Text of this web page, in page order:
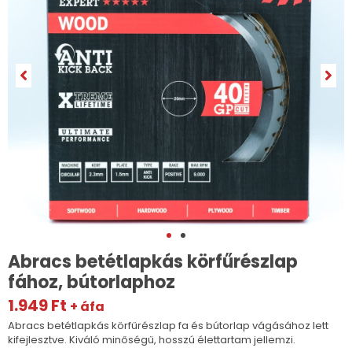
Abracs betétlapkás körfűrészlap
fához, bútorlaphoz
1.949Ft + áfa
Abracs betétlapkás körfűrészlap fa és bútorlap vágásához lett
kifejlesztve. Kiváló minőségű, hosszú élettartam jellemzi.